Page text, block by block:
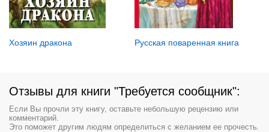
Хозяин дракона Русская поваренная книга
Отзывы для книги "Требуется сообщник":
Если Вы прочли эту книгу, оставьте небольшую рецензию или
комментарий.
Это поможет другим людям определиться с желанием ее прочесть.